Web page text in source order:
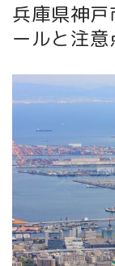
兵庫県神
ールと注